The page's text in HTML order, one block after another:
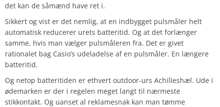
det kan de såmænd have ret i.
Sikkert og vist er det nemlig, at en indbygget pulsmåler helt
automatisk reducerer urets batteritid. Og at det forlænger
samme, hvis man vælger pulsmåleren fra. Det er givet
rationalet bag Casio’s udeladelse af en pulsmåler. En længere
batteritid.
Og netop batteritiden er ethvert outdoor-urs Achilleshæl. Ude i
ødemarken er der i regelen meget langt til nærmeste
stikkontakt. Og uanset al reklamesnak kan man tømme